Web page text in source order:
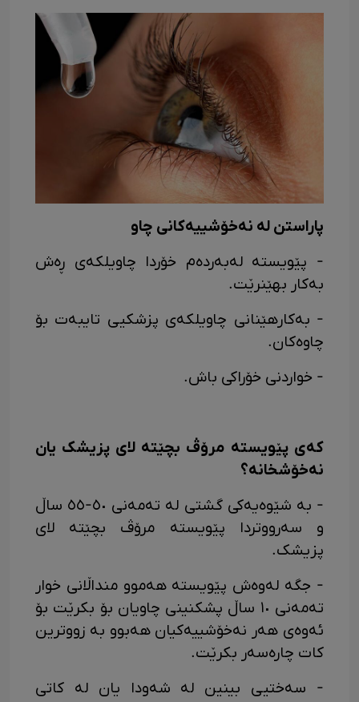
پاراستن لە نەخۆشییەکانی چاو
- پێویستە لەبەردەم خۆردا چاویلکەی ڕەش
بەکار بهێنرێت.
- بەکارهێنانی چاویلکەی پزشکیی تایبەت بۆ
چاوەکان.
- خواردنی خۆراکی باش.
کەی پێویستە مرۆڤ بچێتە لای پزیشک یان
نەخۆشخانە؟
- بە شێوەیەکی گشتی لە تەمەنی ٥٠-٥٥ ساڵ
و سەرووتردا پێویستە مرۆڤ بچێتە لای
پزیشک.
- جگە لەوەش پێویستە هەموو منداڵانی خوار
تەمەنی ١٠ ساڵ پشکنینی چاویان بۆ بکرێت بۆ
ئەوەی هەر نەخۆشییەکیان هەبوو بە زووترین
کات چارەسەر بکرێت.
- سەختیی بینین لە شەودا یان لە کاتی